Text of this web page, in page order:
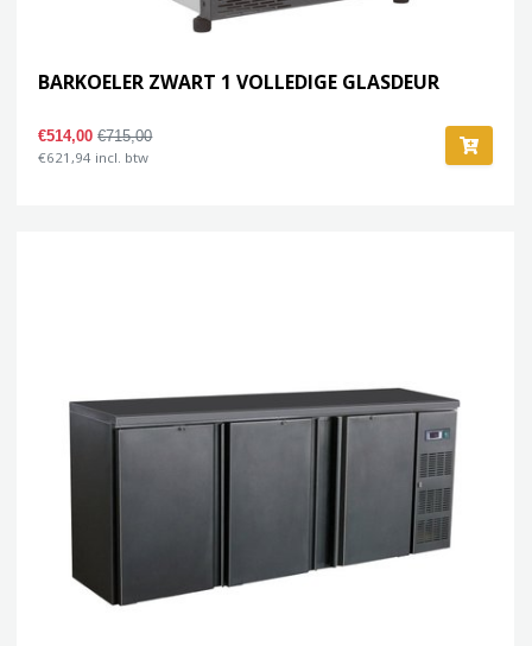
BARKOELER ZWART 1 VOLLEDIGE GLASDEUR
€514,00€715,00
€621,94 incl. btw